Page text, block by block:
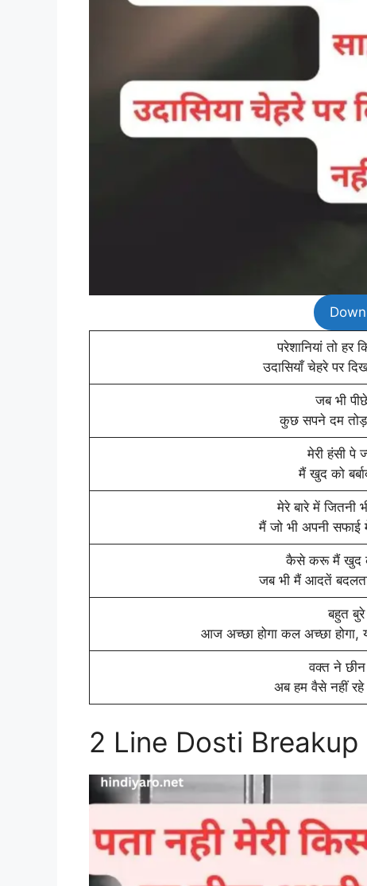
परेशानियां तो हर
उदासियाँ चेहरे पर
जब भी
कुछ सपने दम
मेरी हंसी पे
मैं खुद को
मेरे बारे में जितनी
मैं जो भी अपनी
कैसे करू मैं खुद
जब भी मैं आदतें
बहुत
आज अच्छा होगा कल अच्छा
वक्त ने
अब हम वैसे नहीं
2 Line Dosti Breakup